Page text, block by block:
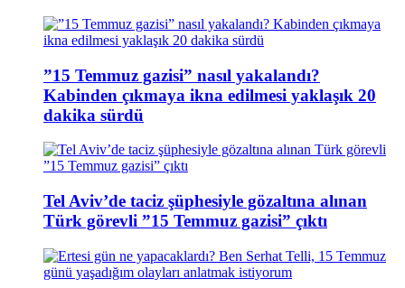
”15 Temmuz gazisi” nasıl yakalandı?
Kabinden çıkmaya ikna edilmesi yaklaşık 20
dakika sürdü
Tel Aviv’de taciz şüphesiyle gözaltına alınan
Türk görevli ”15 Temmuz gazisi” çıktı